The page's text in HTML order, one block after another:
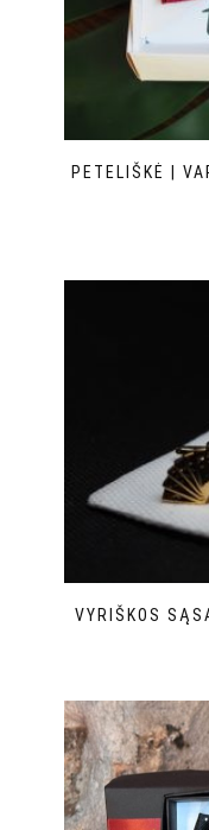
PETELIŠKĖ |
VYRIŠKOS